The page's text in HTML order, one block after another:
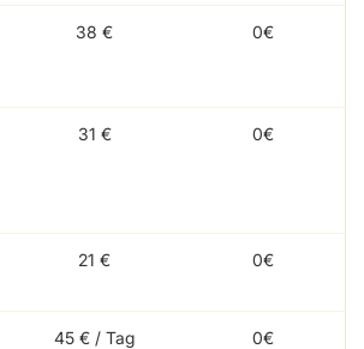
38 € 0€
31 € 0€
21 € 0€
45 € / Tag 0€